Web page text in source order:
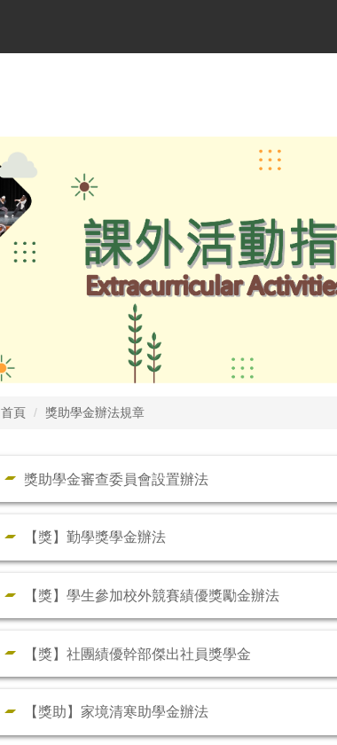
首頁 獎助學金辦法規章
獎助學金審查委員會設置辦法
【獎】勤學獎學金辦法
【獎】學生參加校外競賽績優獎勵金辦法
【獎】社團績優幹部傑出社員獎學金
【獎助】家境清寒助學金辦法